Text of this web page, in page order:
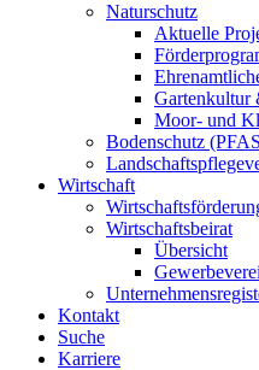
Naturschutz
Aktuelle
Gartenkultur
Moor- und
Bodenschutz
Wirtschaft
Wirtschaftsbeirat
Übersicht
Kontakt
Suche
Karriere